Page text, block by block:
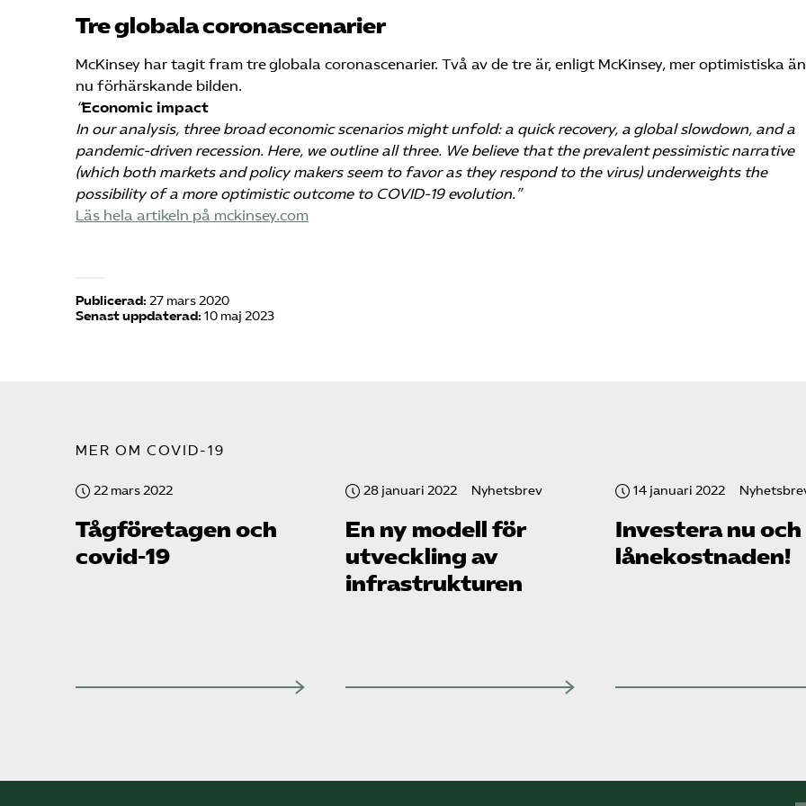
Tre globala coronascenarier
McKinsey har tagit fram tre globala coronascenarier. Två av de tre är, enligt McKinsey, mer optimistiska
nu förhärskande bilden.
“Economic impact
In our analysis, three broad economic scenarios might unfold: a quick recovery, a global slowdown, and a
pandemic-driven recession. Here, we outline all three. We believe that the prevalent pessimistic narrative
(which both markets and policy makers seem to favor as they respond to the virus) underweights the
possibility of a more optimistic outcome to COVID-19 evolution.”
Läs hela artikeln på mckinsey.com
Publicerad: 27 mars 2020
Senast uppdaterad: 10 maj 2023
MER OM COVID-19
22 mars 2022
Tåg­företagen och
covid-19
28 januari 2022 Nyhetsbrev
En ny modell för
utveckling av
infrastrukturen
14 januari 2022
Investera nu och
lånekostnaden!